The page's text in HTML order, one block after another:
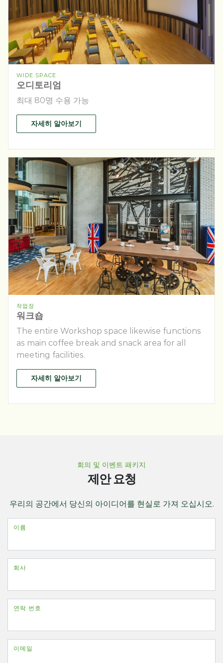
WIDE SPACE
오디토리엄
최대 80명 수용 가능
자세히 알아보기
작업장
워크숍
The entire Workshop space likewise functions
as main coffee break and snack area for all
meeting facilities.
자세히 알아보기
회의 및 이벤트 패키지
제안 요청
우리의 공간에서 당신의 아이디어를 현실로 가져 오십시오.
이름
회사
연락 번호
이메일